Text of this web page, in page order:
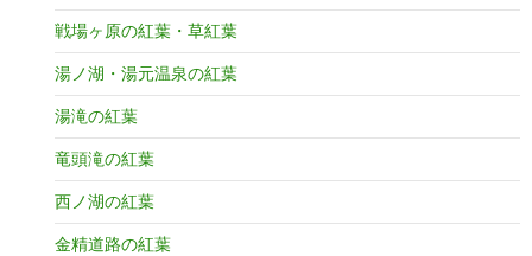
戦場ヶ原の紅葉・草紅葉
湯ノ湖・湯元温泉の紅葉
湯滝の紅葉
竜頭滝の紅葉
西ノ湖の紅葉
金精道路の紅葉